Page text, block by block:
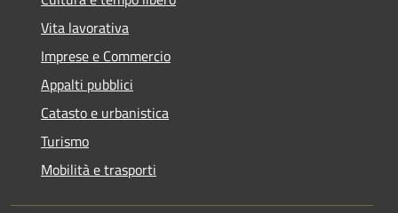
Vita lavorativa
Imprese e Commercio
Appalti pubblici
Catasto e urbanistica
Turismo
Mobilità e trasporti